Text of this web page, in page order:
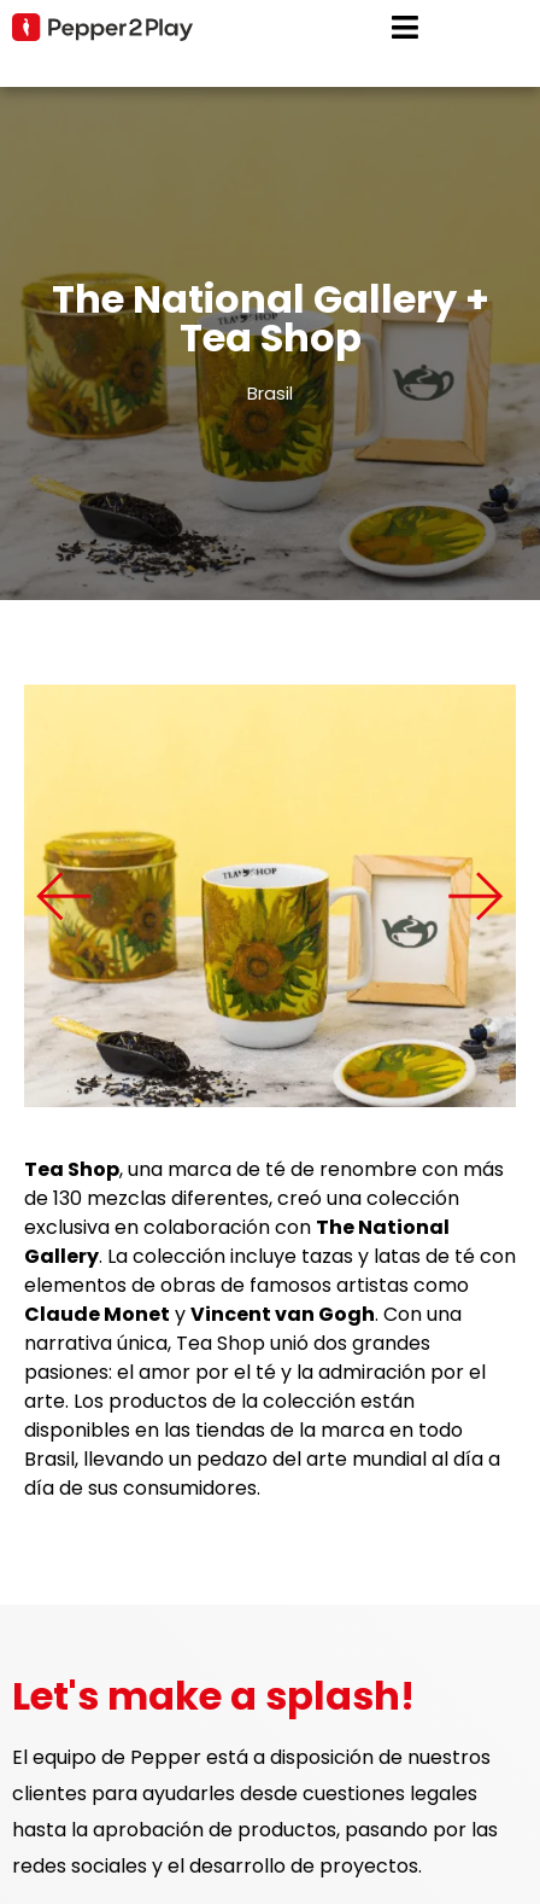
The National Gallery +
Tea Shop
Brasil
Tea Shop, una marca de té de renombre con más
de 130 mezclas diferentes, creó una colección
exclusiva en colaboración con The National
Gallery. La colección incluye tazas y latas de té con
elementos de obras de famosos artistas como
Claude Monet yVincent van Gogh. Con una
narrativa única, Tea Shop unió dos grandes
pasiones: el amor por el té y la admiración por el
arte. Los productos de la colección están
disponibles en las tiendas de la marca en todo
Brasil, llevando un pedazo del arte mundial al día a
día de sus consumidores.
Let's make a splash!
El equipo de Pepper está a disposición de nuestros
clientes para ayudarles desde cuestiones legales
hasta la aprobación de productos, pasando por las
redes sociales y el desarrollo de proyectos.